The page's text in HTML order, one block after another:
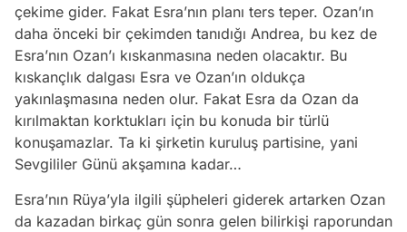
çekime gider. Fakat Esra’nın planı ters teper. Ozan’ın
daha önceki bir çekimden tanıdığı Andrea, bu kez de
Esra’nın Ozan’ı kıskanmasına neden olacaktır. Bu
kıskançlık dalgası Esra ve Ozan’ın oldukça
yakınlaşmasına neden olur. Fakat Esra da Ozan da
kırılmaktan korktukları için bu konuda bir türlü
konuşamazlar. Ta ki şirketin kuruluş partisine, yani
Sevgililer Günü akşamına kadar…
Esra’nın Rüya’yla ilgili şüpheleri giderek artarken Ozan
da kazadan birkaç gün sonra gelen bilirkişi raporundan